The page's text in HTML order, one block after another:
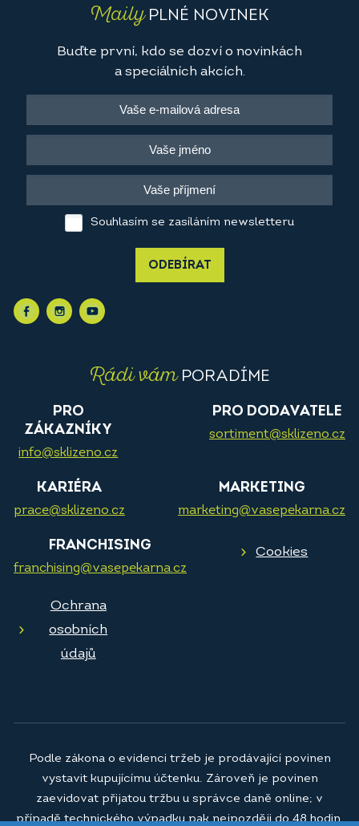
MailyPLNÉ NOVINEK
Buďte první, kdo se dozví o novinkách
a speciálních akcích.
Souhlasím se zasíláním newsletteru
ODEBÍRAT
Rádi vámPORADÍME
PRO
ZÁKAZNÍKY
info@sklizeno.cz
PRO DODAVATELE
sortiment@sklizeno.cz
KARIÉRA
prace@sklizeno.cz
MARKETING
marketing@vasepekarna.cz
FRANCHISING
franchising@vasepekarna.cz
Cookies
Ochrana
osobních
údajů
Podle zákona o evidenci tržeb je prodávající povinen
vystavit kupujícímu účtenku. Zároveň je povinen
zaevidovat přijatou tržbu u správce daně online; v
případě technického výpadku pak nejpozději do 48 hodin.